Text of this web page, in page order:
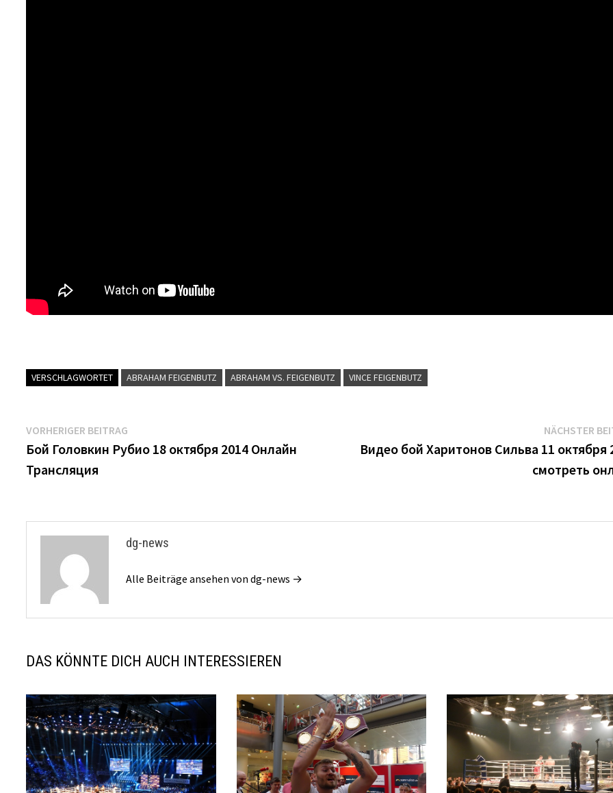
VERSCHLAGWORTET ABRAHAM FEIGENBUTZ ABRAHAM VS. FEIGENBUTZ VINCE FEIGENBUTZ
Beitrags-
Navigation
VORHERIGER BEITRAG
Beitrag:
Бой Головкин Рубио 18 октября 2014 Онлайн
Трансляция
NÄCHSTER
Видео бой Харитонов Сильва 11 октября
смотреть
dg-news
Alle Beiträge ansehen von dg-news →
DAS KÖNNTE DICH AUCH INTERESSIEREN